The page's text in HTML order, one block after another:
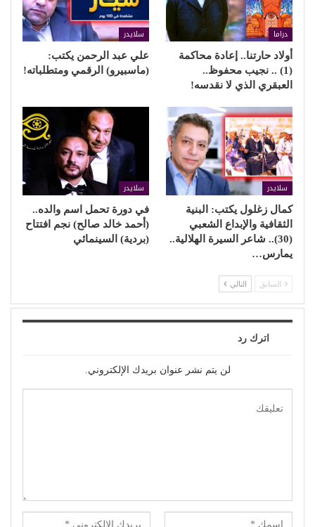
دراما
أولاد حارتنا.. إعادة محاكمة
(1) .. نجيب محفوظ..
العبقري الذي لا نقدسه!
سلايدر
علي عبد الرحمن يكتب:
(ماسبيرو) الرقمي ومتطلباته!
سلايدر
كمال زغلول يكتب: البنية
الثقافية والإبداع الشعبي
(30).. شاعر السيرة الهلالية..
يمارس…
سلايدر
في دورة تحمل اسم والده..
(أحمد خالد صالح) نجم افتتاح
(بردية) السينمائي
السابق التالي
اترك رد
لن يتم نشر عنوان بريدك الإلكتروني.